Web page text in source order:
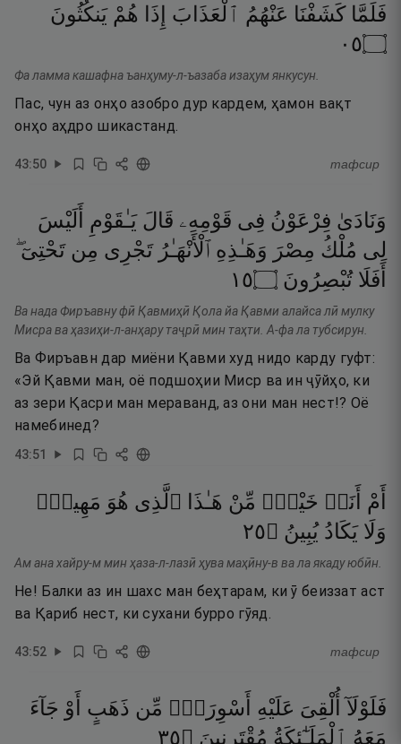
فَلَمَّا كَشَفْنَا عَنْهُمُ ٱلْعَذَابَ إِذَا هُمْ يَنكُثُونَ
۝٥٠
Фа ламма кашафна ъанҳуму-л-ъазаба изаҳум янкусун.
Пас, чун аз онҳо азобро дур кардем, ҳамон вақт
онҳо аҳдро шикастанд.
43:50 тафсир
وَنَادَىٰ فِرْعَوْنُ فِى قَوْمِهِۦ قَالَ يَـٰقَوْمِ
أَلَيْسَ
لِى مُلْكُ مِصْرَ وَهَـٰذِهِ ٱلْأَنْهَـٰرُ تَجْرِى مِن تَحْتِىٓ ۖ
أَفَلَا تُبْصِرُونَ ۝٥١
Ва нада Фиръавну фӣ Қавмиҳӣ Қола йа Қавми алайса лӣ мулку
Мисра ва ҳазиҳи-л-анҳару таҷрӣ мин таҳти. А-фа ла тубсирун.
Ва Фиръавн дар миёни Қавми худ нидо карду гуфт:
«Эй Қавми ман, оё подшоҳии Миср ва ин ҷӯйҳо, ки
аз зери Қасри ман мераванд, аз они ман нест!? Оё
намебинед?
43:51
أَمْ أَنَا۠ خَيْرٌۭ مِّنْ هَـٰذَا ٱلَّذِى هُوَ مَهِينٌۭ
وَلَا يَكَادُ يُبِينُ ۝٥٢
Ам ана хайру-м мин ҳаза-л-лазӣ ҳува маҳӣну-в ва ла якаду юбӣн.
Не! Балки аз ин шахс ман беҳтарам, ки ӯ беиззат аст
ва Қариб нест, ки сухани бурро гӯяд.
43:52 тафсир
فَلَوْلَآ أُلْقِىَ عَلَيْهِ أَسْوِرَةٌۭ مِّن ذَهَبٍ أَوْ جَآءَ
مَعَهُ ٱلْمَلَـٰٓئِكَةُ مُقْتَرِنِينَ ۝٥٣